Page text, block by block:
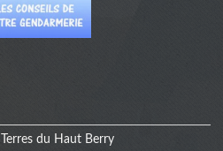
du Haut Berry